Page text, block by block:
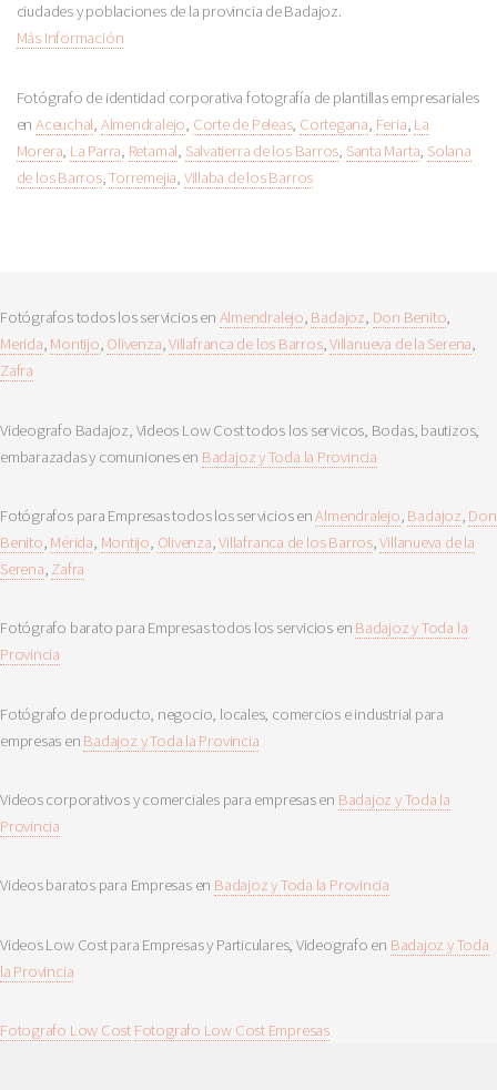
ciudades y poblaciones de la provincia de Badajoz.
Más Información
Fotógrafo de identidad corporativa fotografía de plantillas empresariales
en Aceuchal, Almendralejo, Corte de Peleas, Cortegana, Feria, La
Morera, La Parra, Retamal, Salvatierra de los Barros, Santa Marta, Solana
de los Barros,Torremejia, Villaba de los Barros
Fotógrafos todos los servicios en Almendralejo, Badajoz, Don Benito,
Merida, Montijo, Olivenza,Villafranca de los Barros,Villanueva de la Serena,
Zafra
Videografo Badajoz, Videos Low Cost todos los servicos, Bodas, bautizos,
embarazadas y comuniones en Badajoz y Toda la Provincia
Fotógrafos para Empresas todos los servicios enAlmendralejo, Badajoz, Don
Benito, Mérida, Montijo, Olivenza,Villafranca de los Barros,Villanueva de la
Serena, Zafra
Fotógrafo barato para Empresas todos los servicios en Badajoz y Toda la
Provincia
Fotógrafo de producto, negocio, locales, comercios e industrial para
empresas en Badajoz y Toda la Provincia
Videos corporativos y comerciales para empresas en Badajoz y Toda la
Provincia
Videos baratos para Empresas en Badajoz y Toda la Provincia
Videos Low Cost para Empresas y Particulares, Videografo en Badajoz y Toda
la Provincia
Fotografo Low Cost Fotografo Low Cost Empresas